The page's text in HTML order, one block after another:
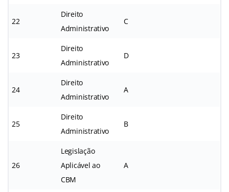
22
Direito
Administrativo
C
23
Direito
Administrativo
D
24
Direito
Administrativo
A
25
Direito
Administrativo
B
26
Legislação
Aplicável ao
CBM
A